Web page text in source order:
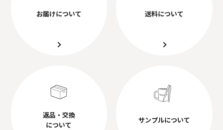
お届けについて 送料について
返品・交換
について
サンプルについて